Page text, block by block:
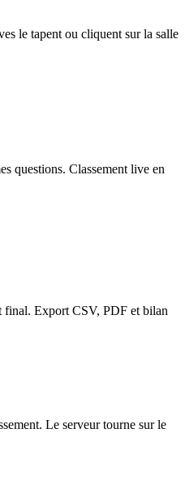
le tapent ou cliquent sur la salle
questions. Classement live en
final. Export CSV, PDF et bilan
Le serveur tourne sur le